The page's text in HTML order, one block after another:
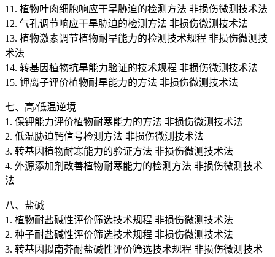
11. 植物叶肉细胞响应干旱胁迫的检测方法 非损伤微测技术法
12. 气孔调节响应干旱胁迫的检测方法 非损伤微测技术法
13. 植物激素调节植物耐旱能力的检测技术规程 非损伤微测技
术法
14. 转基因植物抗旱能力验证的技术规程 非损伤微测技术法
15. 钾离子评价植物耐旱能力的方法 非损伤微测技术法
七、高/低温逆境
1. 保钾能力评价植物耐寒能力的方法 非损伤微测技术法
2. 低温胁迫钙信号检测方法 非损伤微测技术法
3. 转基因植物耐寒能力的验证方法 非损伤微测技术法
4. 外源添加剂改善植物耐寒能力的检测方法 非损伤微测技术
法
八、盐碱
1. 植物耐盐碱性评价筛选技术规程 非损伤微测技术法
2. 种子耐盐碱性评价筛选技术规程 非损伤微测技术法
3. 转基因拟南芥耐盐碱性评价筛选技术规程 非损伤微测技术